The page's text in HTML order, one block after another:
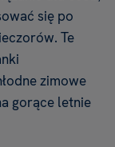
się po
Te
zimowe
gorące letnie